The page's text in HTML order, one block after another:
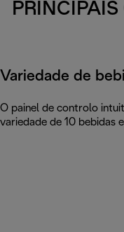
Variedade de
O painel de controlo
variedade de 10 bebidas